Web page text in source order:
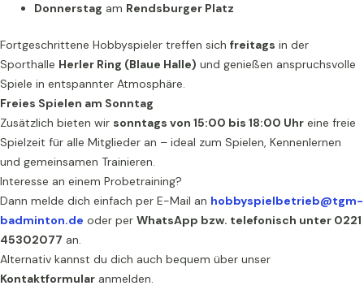
Donnerstag am Rendsburger Platz
Fortgeschrittene Hobbyspieler treffen sich freitags in der
Sporthalle Herler Ring (Blaue Halle) und genießen anspruchsvolle
Spiele in entspannter Atmosphäre.
Freies Spielen am Sonntag
Zusätzlich bieten wir sonntags von 15:00 bis 18:00 Uhr eine freie
Spielzeit für alle Mitglieder an – ideal zum Spielen, Kennenlernen
und gemeinsamen Trainieren.
Interesse an einem Probetraining?
Dann melde dich einfach per E-Mail an hobbyspielbetrieb@tgm-
badminton.de oder per WhatsApp bzw. telefonisch unter 0221
45302077 an.
Alternativ kannst du dich auch bequem über unser
Kontaktformular anmelden.